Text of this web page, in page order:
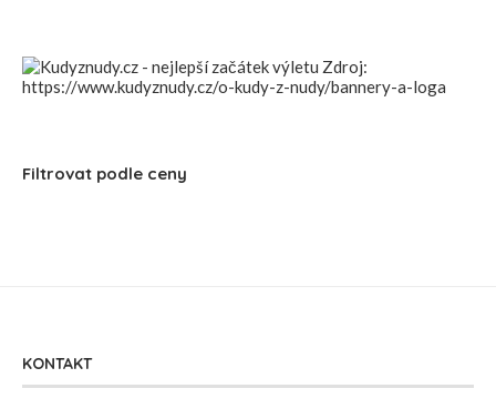
Zdroj:
https://www.kudyznudy.cz/o-kudy-z-nudy/bannery-a-loga
Filtrovat podle ceny
KONTAKT